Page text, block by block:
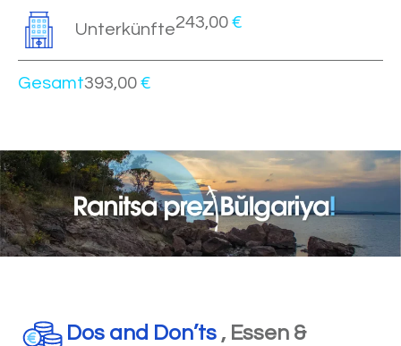
Unterkünfte243,00 €
Gesamt393,00 €
Dos and Don’ts , Essen &